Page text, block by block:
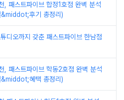
, 패스트파이브 합정1호점 완벽 분석
후기 총정리)
디오까지 갖춘 패스트파이브 한남점
, 패스트파이브 학동2호점 완벽 분석
혜택 총정리)